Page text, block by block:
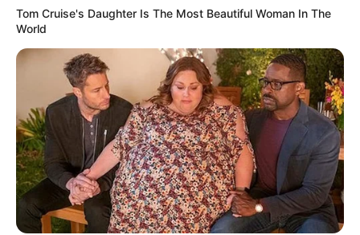
Tom Cruise's Daughter Is The Most Beautiful Woman In The
World